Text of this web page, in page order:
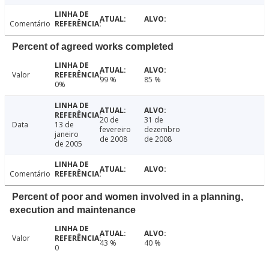
Comentário
Percent of agreed works completed
Valor
0%
99 % 85 %
Data
13 de
janeiro
de 2005
20 de
fevereiro
de 2008
31 de
dezembro
de 2008
Comentário
Percent of poor and women involved in a planning,
execution and maintenance
Valor
0
43 % 40 %